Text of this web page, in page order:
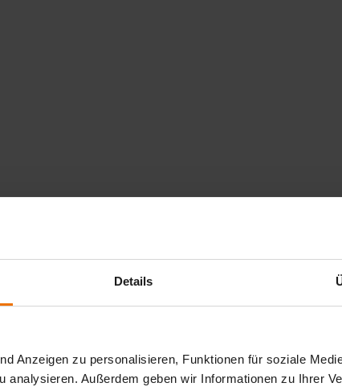
Details
Anzeigen zu personalisieren, Funktionen für soziale
analysieren. Außerdem geben wir Informationen zu Ihrer